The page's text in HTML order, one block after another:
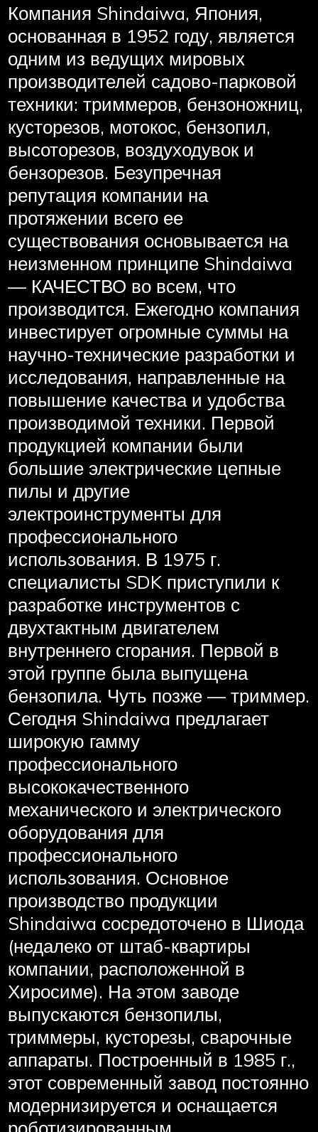
Компания Shindaiwa, Япония,
основанная в 1952 году, является
одним из ведущих мировых
производителей садово-парковой
техники: триммеров, бензоножниц,
кусторезов, мотокос, бензопил,
высоторезов, воздуходувок и
бензорезов. Безупречная
репутация компании на
протяжении всего ее
существования основывается на
неизменном принципе Shindaiwa
— КАЧЕСТВО во всем, что
производится. Ежегодно компания
инвестирует огромные суммы на
научно-технические разработки и
исследования, направленные на
повышение качества и удобства
производимой техники. Первой
продукцией компании были
большие электрические цепные
пилы и другие
электроинструменты для
профессионального
использования. В 1975 г.
специалисты SDK приступили к
разработке инструментов с
двухтактным двигателем
внутреннего сгорания. Первой в
этой группе была выпущена
бензопила. Чуть позже — триммер.
Сегодня Shindaiwa предлагает
широкую гамму
профессионального
высококачественного
механического и электрического
оборудования для
профессионального
использования. Основное
производство продукции
Shindaiwa сосредоточено в Шиода
(недалеко от штаб-квартиры
компании, расположенной в
Хиросиме). На этом заводе
выпускаются бензопилы,
триммеры, кусторезы, сварочные
аппараты. Построенный в 1985 г.,
этот современный завод постоянно
модернизируется и оснащается
роботизированным